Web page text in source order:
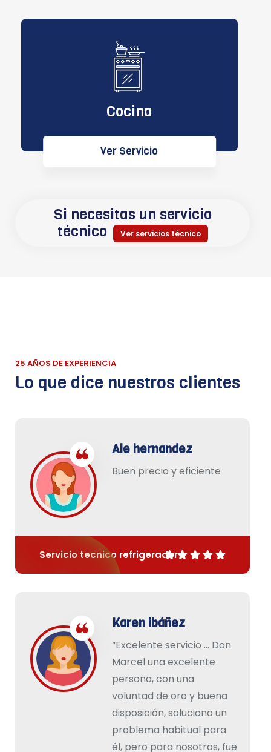
Cocina
Ver Servicio
Si necesitas un servicio
técnico
Ver servicios técnico
25 AÑOS DE EXPERIENCIA
Lo que dice nuestros clientes
Ale hernandez
Buen precio y eficiente
Servicio tecnico refrigerador
Karen ibáñez
“Excelente servicio … Don
Marcel una excelente
persona, con una
voluntad de oro y buena
disposición, soluciono un
problema habitual para
él, pero para nosotros, fue